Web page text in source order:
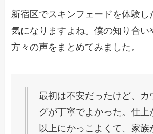
新宿区でスキンフェードを体験し
気になりますよね。僕の知り合い
方々の声をまとめてみました。
最初は不安だったけど、カ
グが丁寧でよかった。仕上
以上にかっこよくて、家族